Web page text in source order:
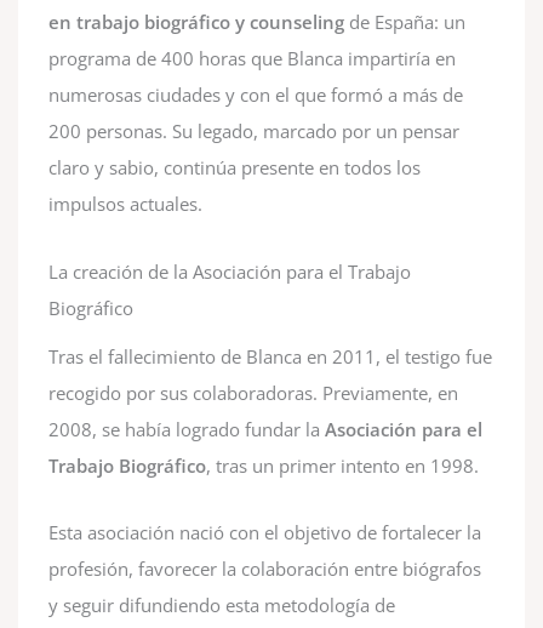
en trabajo biográfico y counseling de España: un
programa de 400 horas que Blanca impartiría en
numerosas ciudades y con el que formó a más de
200 personas. Su legado, marcado por un pensar
claro y sabio, continúa presente en todos los
impulsos actuales.
La creación de la Asociación para el Trabajo
Biográfico
Tras el fallecimiento de Blanca en 2011, el testigo fue
recogido por sus colaboradoras. Previamente, en
2008, se había logrado fundar la Asociación para el
Trabajo Biográfico, tras un primer intento en 1998.
Esta asociación nació con el objetivo de fortalecer la
profesión, favorecer la colaboración entre biógrafos
y seguir difundiendo esta metodología de